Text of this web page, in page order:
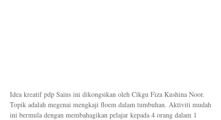
Idea kreatif pdp Sains ini dikongsikan oleh Cikgu Fiza Kushina Noor.
Topik adalah megenai mengkaji floem dalam tumbuhan. Aktiviti mudah
ini bermula dengan membahagikan pelajar kepada 4 orang dalam 1